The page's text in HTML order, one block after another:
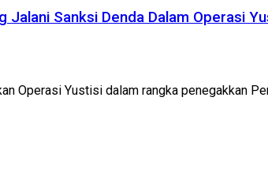
Jalani Sanksi Denda Dalam Operasi
Operasi Yustisi dalam rangka penegakkan